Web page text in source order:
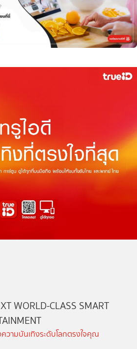
WORLD-CLASS SMART
วามบันเทิงระดับโลกตรงใจคุณ